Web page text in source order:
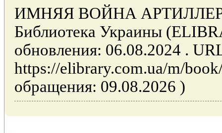
ИМНЯЯ ВОЙНА
Библиотека Украины
обновления: 06.08.2024 .
https://elibrary.com.ua/m/
обращения: 09.08.2026 )